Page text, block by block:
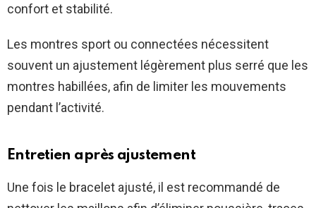
confort et stabilité.
Les montres sport ou connectées nécessitent
souvent un ajustement légèrement plus serré que les
montres habillées, afin de limiter les mouvements
pendant l’activité.
Entretien après ajustement
Une fois le bracelet ajusté, il est recommandé de